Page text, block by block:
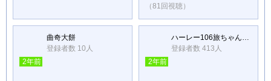
（81回視聴）
曲奇大餅
登録者数 10人
2年前
ハーレー106旅ちゃんねる
登録者数 413人
2年前